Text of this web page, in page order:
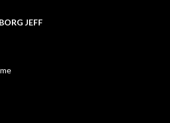
JEFF